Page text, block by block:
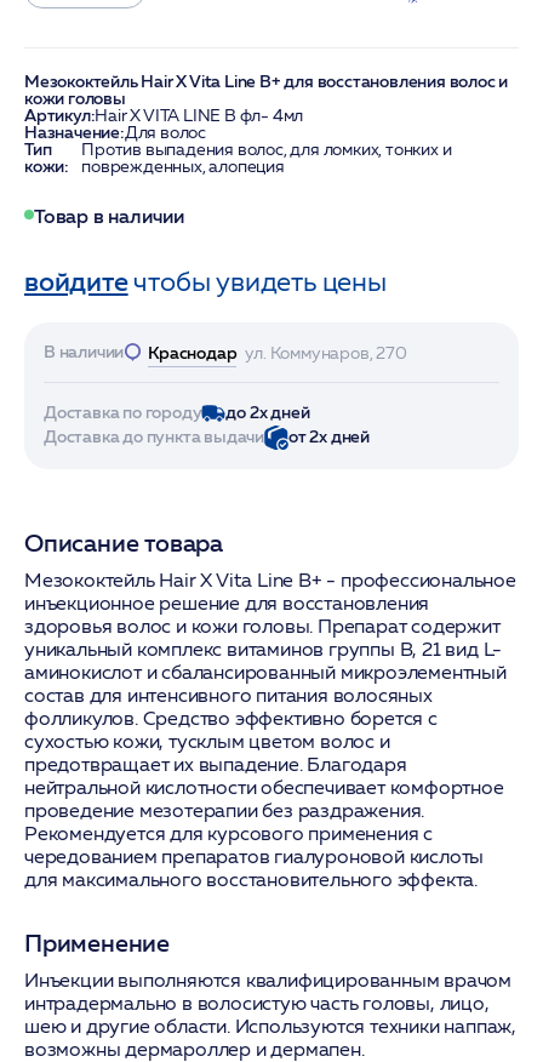
Мезококтейль Hair X Vita Line B+ для восстановления волос и
кожи головы
Артикул:Hair X VITA LINE B фл- 4мл
Назначение:Для волос
Тип
кожи:
Против выпадения волос, для ломких, тонких и
поврежденных, алопеция
Товар в наличии
войдитечтобы увидеть цены
В наличии Краснодар ул. Коммунаров, 270
Доставка по городу
до 2х дней
Доставка до пункта выдачи
от 2х дней
Описание товара
Мезококтейль Hair X Vita Line B+ - профессиональное
инъекционное решение для восстановления
здоровья волос и кожи головы. Препарат содержит
уникальный комплекс витаминов группы B, 21 вид L-
аминокислот и сбалансированный микроэлементный
состав для интенсивного питания волосяных
фолликулов. Средство эффективно борется с
сухостью кожи, тусклым цветом волос и
предотвращает их выпадение. Благодаря
нейтральной кислотности обеспечивает комфортное
проведение мезотерапии без раздражения.
Рекомендуется для курсового применения с
чередованием препаратов гиалуроновой кислоты
для максимального восстановительного эффекта.
Применение
Инъекции выполняются квалифицированным врачом
интрадермально в волосистую часть головы, лицо,
шею и другие области. Используются техники наппаж,
возможны дермароллер и дермапен.